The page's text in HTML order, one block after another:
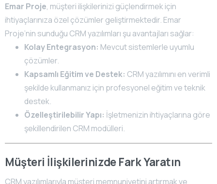
Emar Proje, müşteri ilişkilerinizi güçlendirmek için
ihtiyaçlarınıza özel çözümler geliştirmektedir. Emar
Proje’nin sunduğu CRM yazılımları şu avantajları sağlar:
Kolay Entegrasyon: Mevcut sistemlerle uyumlu
çözümler.
Kapsamlı Eğitim ve Destek: CRM yazılımını en verimli
şekilde kullanmanız için profesyonel eğitim ve teknik
destek.
Özelleştirilebilir Yapı: İşletmenizin ihtiyaçlarına göre
şekillendirilen CRM modülleri.
Müşteri İlişkilerinizde Fark Yaratın
CRM yazılımlarıyla müşteri memnuniyetini artırmak ve